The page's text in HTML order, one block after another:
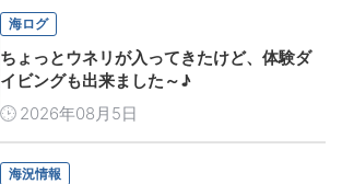
海ログ
ちょっとウネリが入ってきたけど、体験ダ
イビングも出来ました～♪
2026年08月5日
海況情報